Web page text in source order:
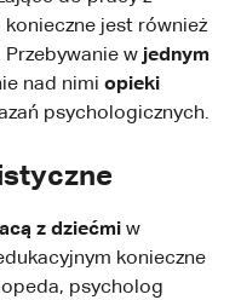
konieczne jest również
w jednym
nad nimi opieki
psychologicznych.
z dziećmi w
konieczne
psycholog